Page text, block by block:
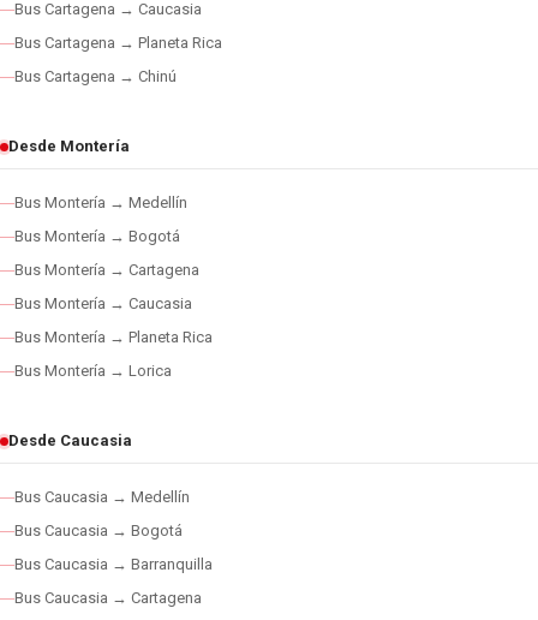
Bus Cartagena → Caucasia
Bus Cartagena → Planeta Rica
Bus Cartagena → Chinú
Desde Montería
Bus Montería → Medellín
Bus Montería → Bogotá
Bus Montería → Cartagena
Bus Montería → Caucasia
Bus Montería → Planeta Rica
Bus Montería → Lorica
Desde Caucasia
Bus Caucasia → Medellín
Bus Caucasia → Bogotá
Bus Caucasia → Barranquilla
Bus Caucasia → Cartagena